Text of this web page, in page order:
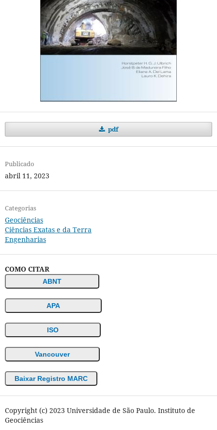
pdf
Publicado
abril 11, 2023
Categorias
Geociências
Ciências Exatas e da Terra
Engenharias
COMO CITAR
ABNT
APA
ISO
Vancouver
Baixar Registro MARC
Copyright (c) 2023 Universidade de São Paulo. Instituto de
Geociências